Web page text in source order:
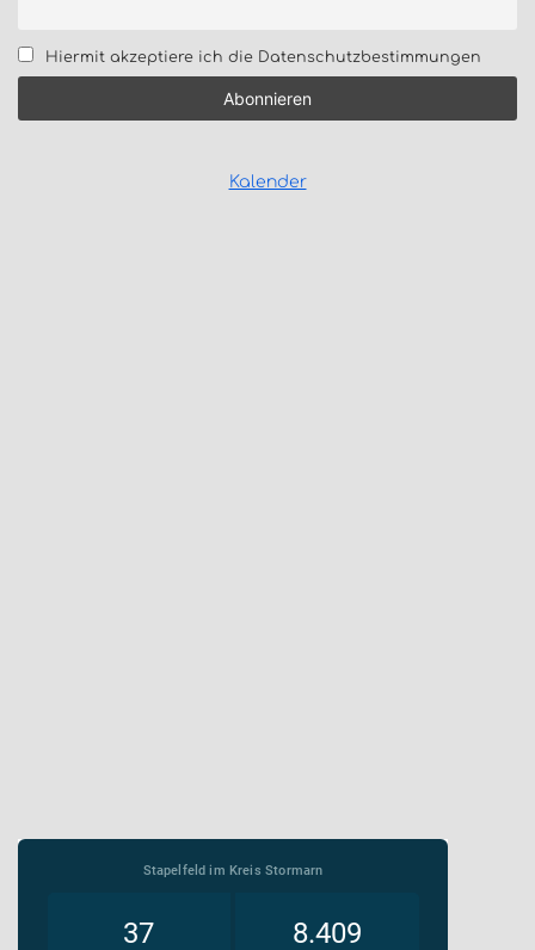
Hiermit akzeptiere ich die Datenschutzbestimmungen
Kalender